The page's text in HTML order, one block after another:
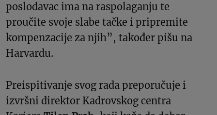
poslodavac ima na raspolaganju te
proučite svoje slabe tačke i pripremite
kompenzacije za njih”, također pišu na
Harvardu.
Preispitivanje svog rada preporučuje i
izvršni direktor Kadrovskog centra